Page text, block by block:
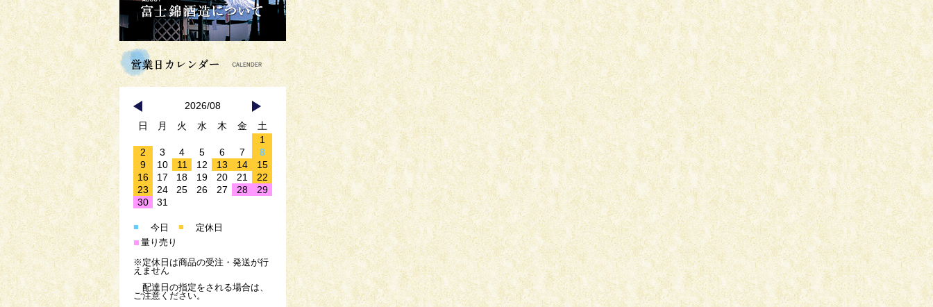
2026/08
日
月 火 水 木 金
土
1
2
3 4 5 6 7
8
9
10 11 12 13 14
15
16
17 18 19 20 21
22
23
24 25 26 27 28
29
30
31
■ 今日 ■ 定休日
■ 量り売り
※定休日は商品の受注・発送が行
えません
配達日の指定をされる場合は、
ご注意ください。